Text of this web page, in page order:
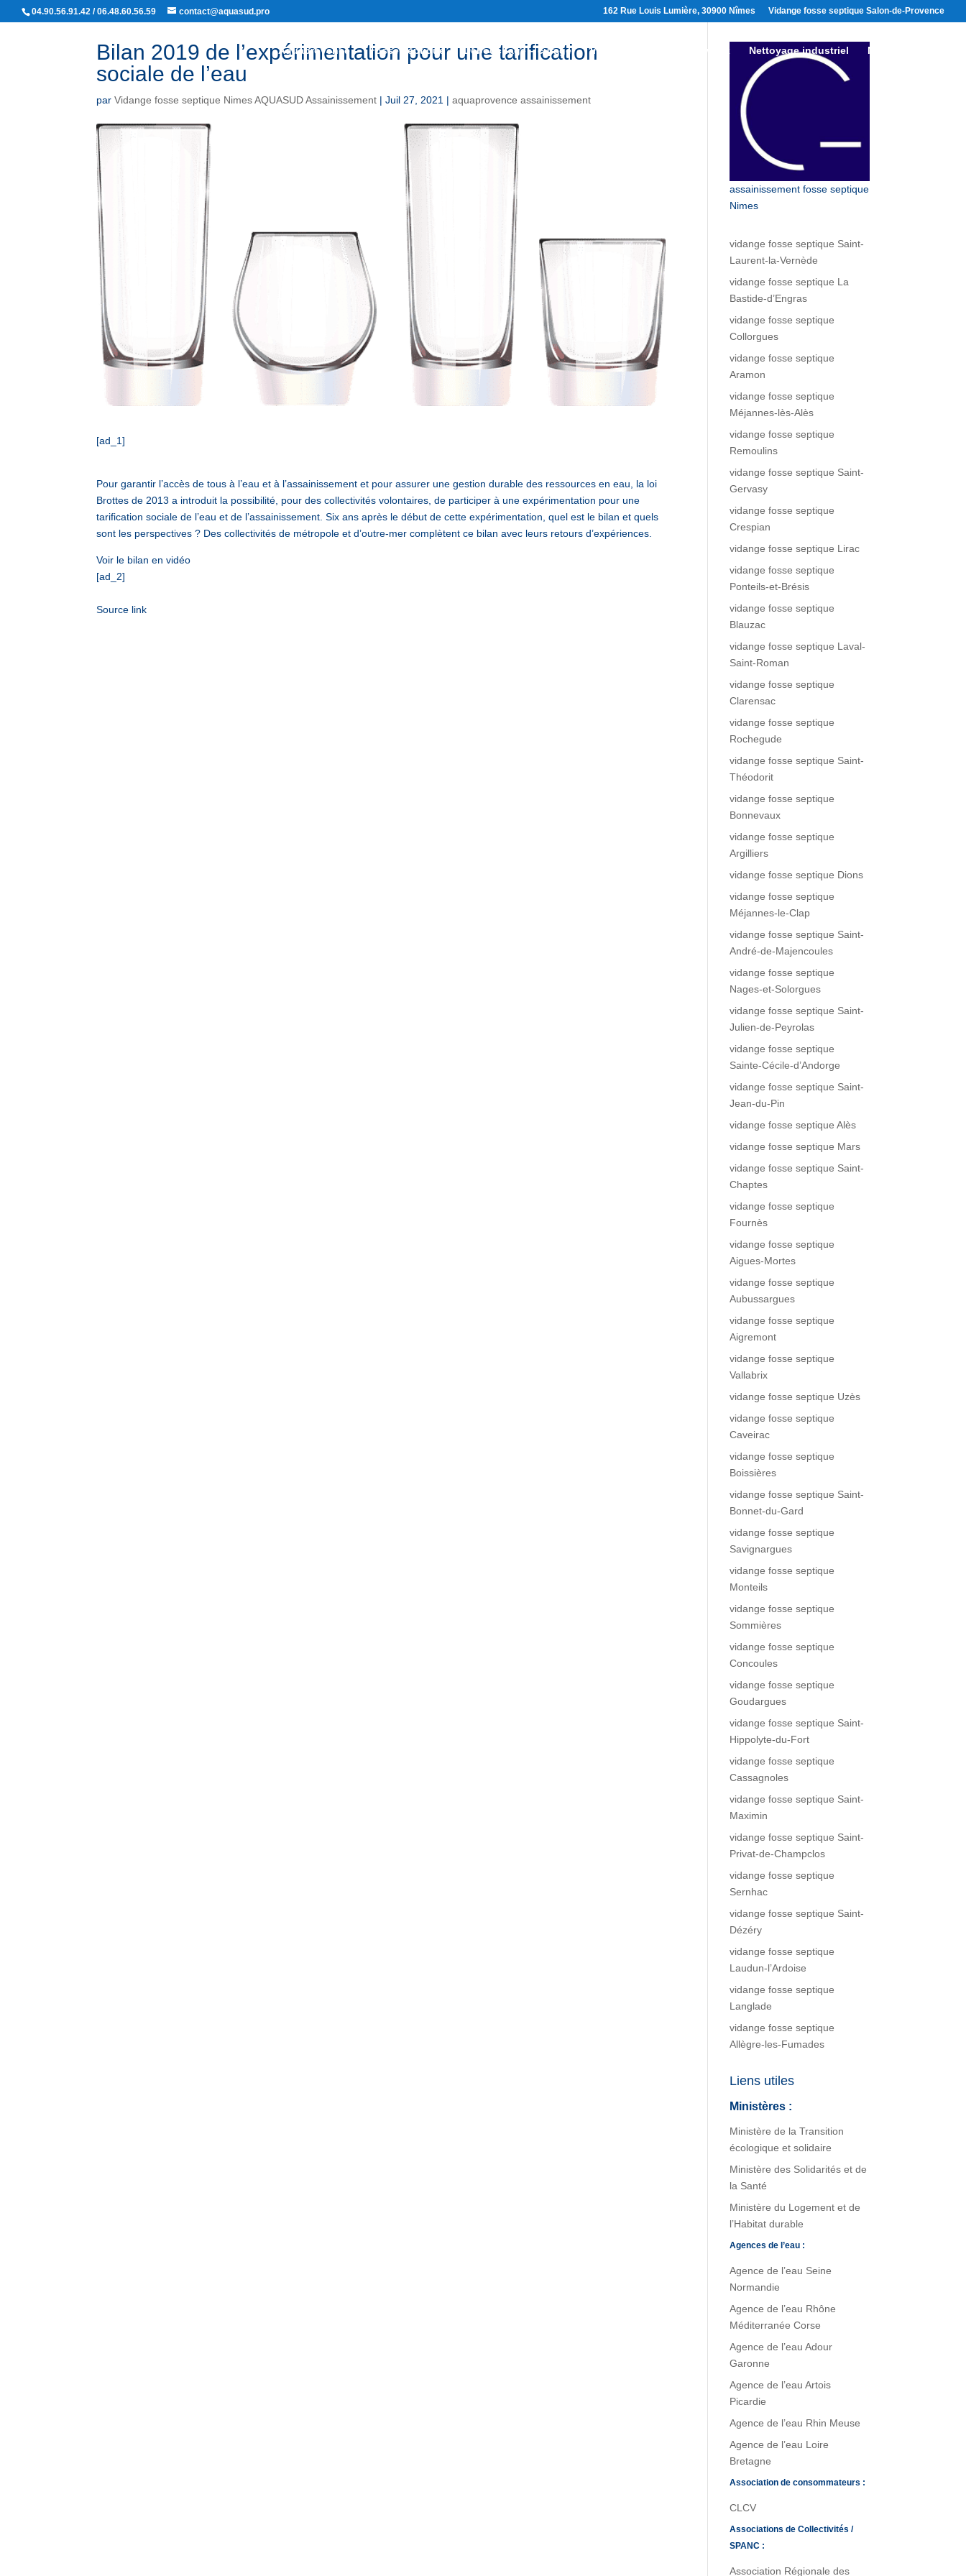
04.90.56.91.42 / 06.48.60.56.59 contact@aquasud.pro 162 Rue Louis Lumière, 30900 Nîmes Vidange fosse septique Salon-de-Provence
Aquaprovence Fosse septique Débouchage – curage Inspection vidéo Travaux Nettoyage industriel Nous contacter
Bilan 2019 de l’expérimentation pour une tarification
sociale de l’eau
parVidange fosse septique Nimes AQUASUD Assainissement |Juil 27, 2021 |aquaprovence assainissement
[ad_1]
Pour garantir l’accès de tous à l’eau et à l’assainissement et pour assurer une gestion durable des ressources en eau, la loi
Brottes de 2013 a introduit la possibilité, pour des collectivités volontaires, de participer à une expérimentation pour une
tarification sociale de l’eau et de l’assainissement. Six ans après le début de cette expérimentation, quel est le bilan et quels
sont les perspectives ? Des collectivités de métropole et d’outre-mer complètent ce bilan avec leurs retours d’expériences.
Voir le bilan en vidéo
[ad_2]
Source link
assainissement fosse septique
Nimes
vidange fosse septique Saint-
Laurent-la-Vernède
vidange fosse septique La
Bastide-d’Engras
vidange fosse septique
Collorgues
vidange fosse septique
Aramon
vidange fosse septique
Méjannes-lès-Alès
vidange fosse septique
Remoulins
vidange fosse septique Saint-
Gervasy
vidange fosse septique
Crespian
vidange fosse septique Lirac
vidange fosse septique
Ponteils-et-Brésis
vidange fosse septique
Blauzac
vidange fosse septique Laval-
Saint-Roman
vidange fosse septique
Clarensac
vidange fosse septique
Rochegude
vidange fosse septique Saint-
Théodorit
vidange fosse septique
Bonnevaux
vidange fosse septique
Argilliers
vidange fosse septique Dions
vidange fosse septique
Méjannes-le-Clap
vidange fosse septique Saint-
André-de-Majencoules
vidange fosse septique
Nages-et-Solorgues
vidange fosse septique Saint-
Julien-de-Peyrolas
vidange fosse septique
Sainte-Cécile-d’Andorge
vidange fosse septique Saint-
Jean-du-Pin
vidange fosse septique Alès
vidange fosse septique Mars
vidange fosse septique Saint-
Chaptes
vidange fosse septique
Fournès
vidange fosse septique
Aigues-Mortes
vidange fosse septique
Aubussargues
vidange fosse septique
Aigremont
vidange fosse septique
Vallabrix
vidange fosse septique Uzès
vidange fosse septique
Caveirac
vidange fosse septique
Boissières
vidange fosse septique Saint-
Bonnet-du-Gard
vidange fosse septique
Savignargues
vidange fosse septique
Monteils
vidange fosse septique
Sommières
vidange fosse septique
Concoules
vidange fosse septique
Goudargues
vidange fosse septique Saint-
Hippolyte-du-Fort
vidange fosse septique
Cassagnoles
vidange fosse septique Saint-
Maximin
vidange fosse septique Saint-
Privat-de-Champclos
vidange fosse septique
Sernhac
vidange fosse septique Saint-
Dézéry
vidange fosse septique
Laudun-l’Ardoise
vidange fosse septique
Langlade
vidange fosse septique
Allègre-les-Fumades
Liens utiles
Ministères :
Ministère de la Transition
écologique et solidaire
Ministère des Solidarités et de
la Santé
Ministère du Logement et de
l’Habitat durable
Agences de l’eau :
Agence de l’eau Seine
Normandie
Agence de l’eau Rhône
Méditerranée Corse
Agence de l’eau Adour
Garonne
Agence de l’eau Artois
Picardie
Agence de l’eau Rhin Meuse
Agence de l’eau Loire
Bretagne
Association de consommateurs :
CLCV
Associations de Collectivités /
SPANC :
Association Régionale des